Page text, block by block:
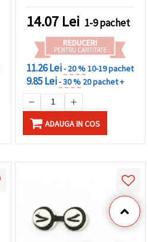
14.07 Lei 1-9 pachet
REDUCERI
PENTRU CANTITATE
11.26 Lei- 20 %10-19 pachet
9.85 Lei- 30 % 20 pachet +
ADAUGA IN COS